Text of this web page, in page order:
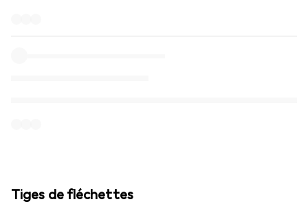
Tiges de fléchettes